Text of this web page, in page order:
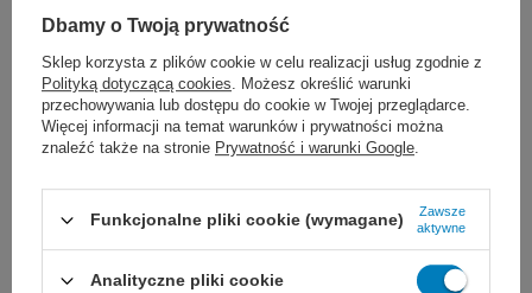
Nuzonex2 - Rękawice
bezpudrowe sterylne (1
para)
Rękawice neoprenowe dla
COMFORT PF - rękawice
lateksowe bezpudrowe
sterylne (1 para)
bezpudrowe, chirurgiczne
Dbamy o Twoją prywatność
Sklep korzysta z plików cookie w celu realizacji usług zgodnie z
Polityką dotyczącą cookies. Możesz określić warunki
przechowywania lub dostępu do cookie w Twojej przeglądarce.
Więcej informacji na temat warunków i prywatności można
znaleźć także na stronie Prywatność i warunki Google.
Funkcjonalne pliki cookie (wymagane)
Zawsze
aktywne
Analityczne pliki cookie